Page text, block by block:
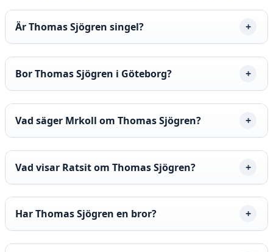
Är Thomas Sjögren singel?
Bor Thomas Sjögren i Göteborg?
Vad säger Mrkoll om Thomas Sjögren?
Vad visar Ratsit om Thomas Sjögren?
Har Thomas Sjögren en bror?